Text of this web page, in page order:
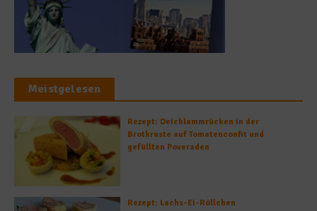
Meistgelesen
Rezept: Deichlammrücken in der
Brotkruste auf Tomatenconfit und
gefüllten Poveraden
Rezept: Lachs-Ei-Röllchen